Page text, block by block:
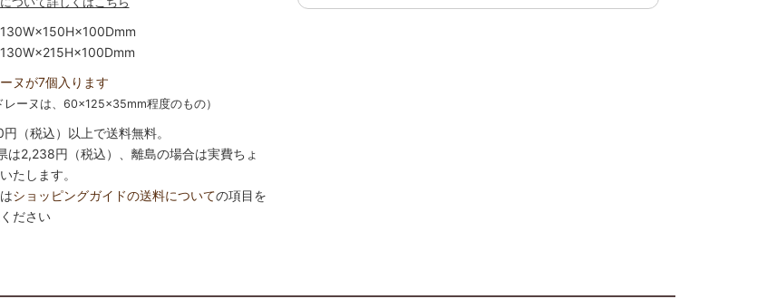
ヌが7個入ります
レーヌは、60×125×35mm程度のもの）
（税込）以上で送料無料。
は2,238円（税込）、離島の場合は実費ちょ
たします。
ショッピングガイドの送料についての項目を
ださい